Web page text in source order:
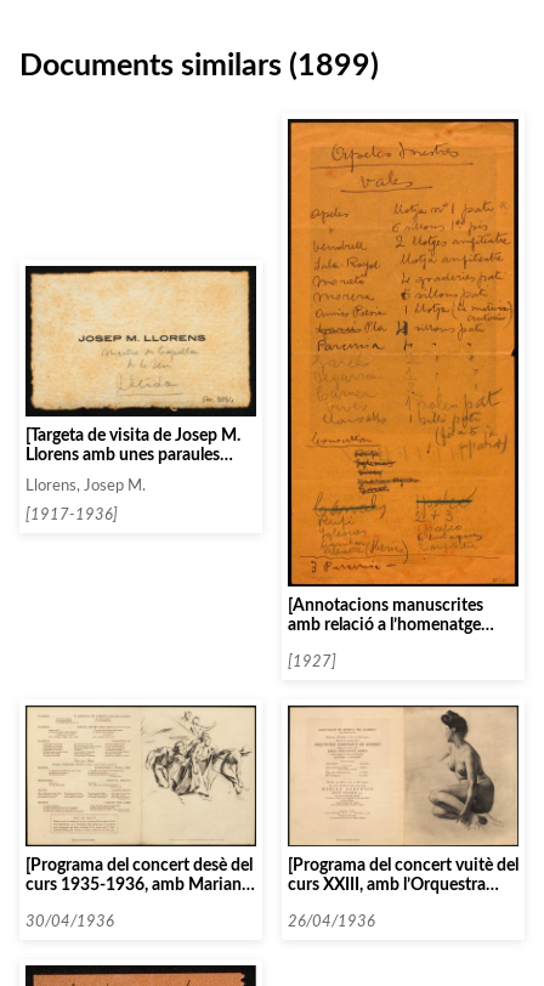
Documents similars (1899)
[Targeta de visita de Josep M.
Llorens amb unes paraules
manuscrites]
Llorens, Josep M.
[1917-1936]
[Annotacions manuscrites
amb relació a l’homenatge
[1927]
[Programa del concert desè del
curs 1935-1936, amb Marian
30/04/1936
[Programa del concert vuitè del
curs XXIII, amb l’Orquestra
26/04/1936